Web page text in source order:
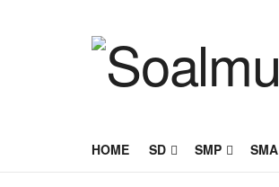
HOME SD SMP SMA